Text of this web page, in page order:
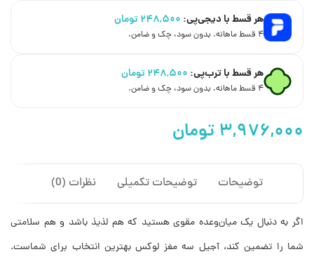
هر قسط با دیجی‌پی: ۲۴۸,۵۰۰تومان
۴ قسط ماهانه. بدون سود، چک و ضامن.
هر قسط با ترب‌پی: ۲۴۸,۵۰۰تومان
۴ قسط ماهانه. بدون سود، چک و ضامن.
توضیحات توضیحات تکمیلی نظرات (0)
اگر به دنبال یک میان‌وعده مقوی هستید که هم لذیذ باشد و هم سلامتی
شما را تضمین کند، آجیل سه مغز لوکس بهترین انتخاب برای شماست.